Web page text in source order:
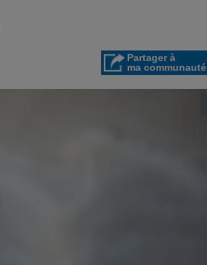
Partager à
ma communauté